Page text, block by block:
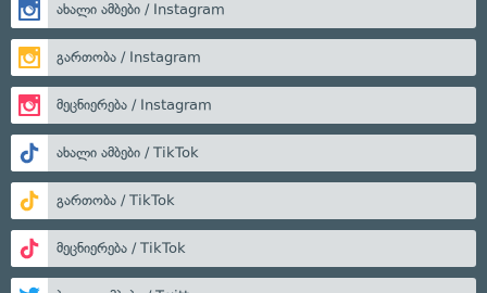
ახალი ამბები / Instagram
გართობა / Instagram
მეცნიერება / Instagram
ახალი ამბები / TikTok
გართობა / TikTok
მეცნიერება / TikTok